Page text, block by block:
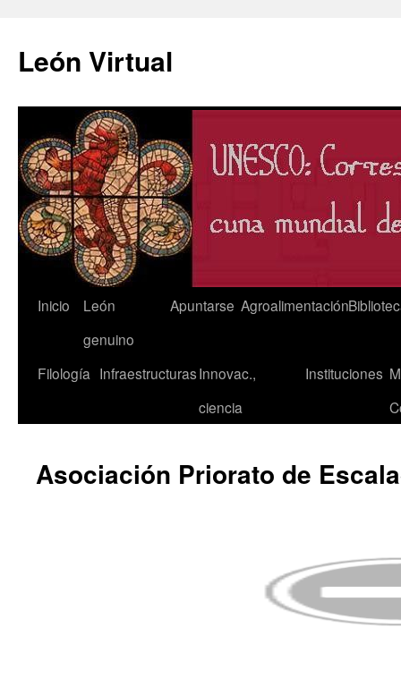
León Virtual
Saltar
contenido
Inicio
León
genuino
Apuntarse Agroalimentación
Filología InfraestructurasInnovac.,
ciencia
Instituciones
Asociación Priorato de